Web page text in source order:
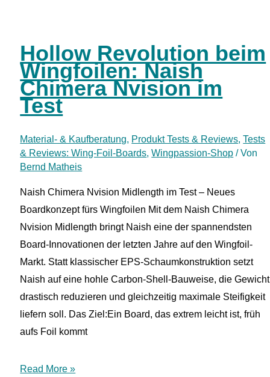
Handles
oder
Boom?
Hollow Revolution beim
Wingfoilen: Naish
Chimera Nvision im
Test
Material- & Kaufberatung, Produkt Tests & Reviews,Tests
& Reviews: Wing-Foil-Boards,Wingpassion-Shop / Von
Bernd Matheis
Naish Chimera Nvision Midlength im Test – Neues
Boardkonzept fürs Wingfoilen Mit dem Naish Chimera
Nvision Midlength bringt Naish eine der spannendsten
Board-Innovationen der letzten Jahre auf den Wingfoil-
Markt. Statt klassischer EPS-Schaumkonstruktion setzt
Naish auf eine hohle Carbon-Shell-Bauweise, die Gewicht
drastisch reduzieren und gleichzeitig maximale Steifigkeit
liefern soll. Das Ziel:Ein Board, das extrem leicht ist, früh
aufs Foil kommt
Hollow
Read More »